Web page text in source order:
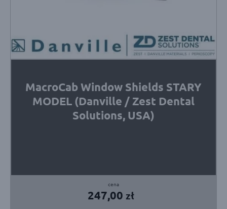
MacroCab Window Shields STARY
MODEL (Danville / Zest Dental
Solutions, USA)
247,00 zł